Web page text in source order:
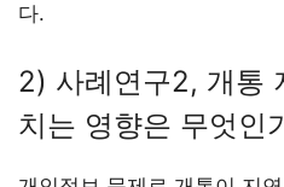
다.
2) 사례연구2, 개통
치는 영향은 무엇인